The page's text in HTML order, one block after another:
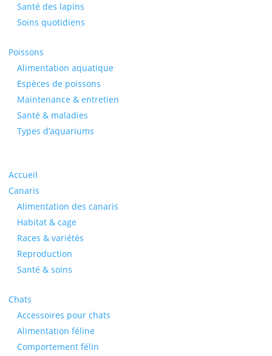
Santé des lapins
Soins quotidiens
Poissons
Alimentation aquatique
Espèces de poissons
Maintenance & entretien
Santé & maladies
Types d’aquariums
Accueil
Canaris
Alimentation des canaris
Habitat & cage
Races & variétés
Reproduction
Santé & soins
Chats
Accessoires pour chats
Alimentation féline
Comportement félin